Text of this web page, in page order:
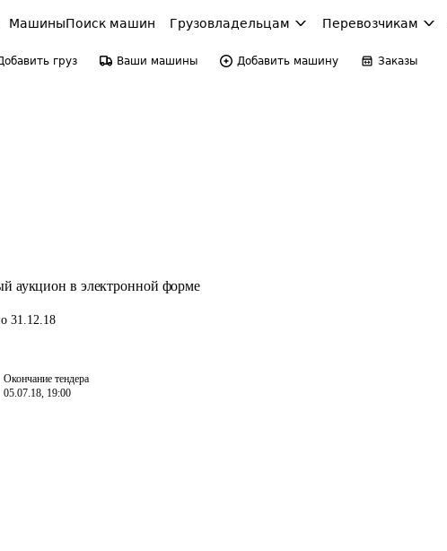
МашиныПоиск машин Грузовладельцам Перевозчикам
груз Ваши машины Добавить машину Заказы
аукцион в электронной форме
31.12.18
Окончание тендера
05.07.18, 19:00